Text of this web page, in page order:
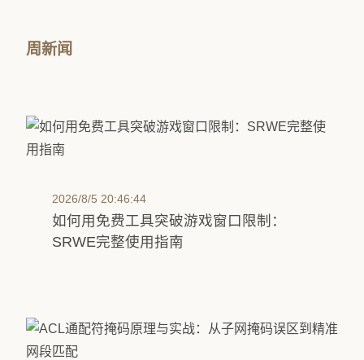
周新闻
2026/8/5 20:46:44
如何用免费工具突破游戏窗口限制：
SRWE完整使用指南